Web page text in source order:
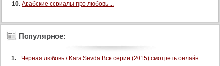
Арабские сериалы про любовь ...
Популярное:
Черная любовь / Kara Sevda Все серии (2015) смотреть онлайн ...